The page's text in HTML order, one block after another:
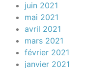
juin 2021
mai 2021
avril 2021
mars 2021
février 2021
janvier 2021